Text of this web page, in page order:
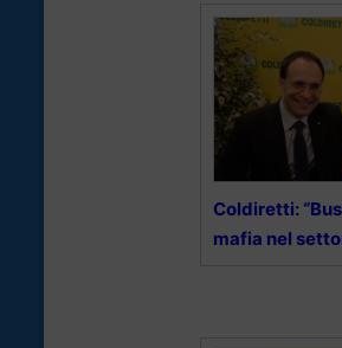
Coldiretti:
mafia nel